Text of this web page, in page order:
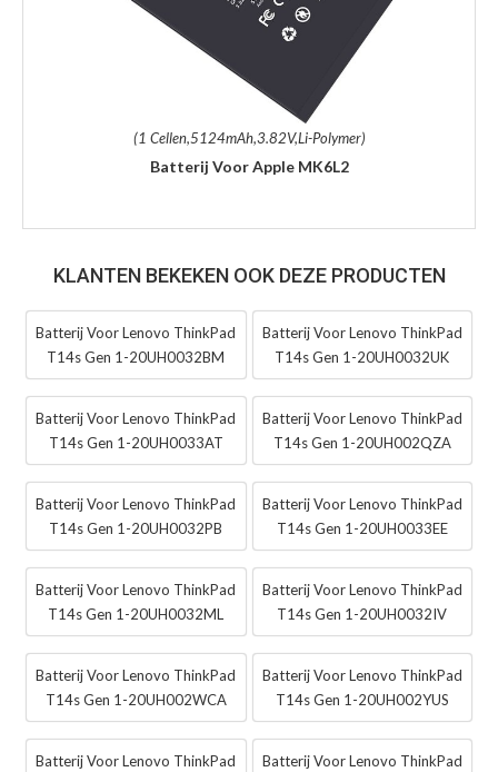
(1 Cellen,5124mAh,3.82V,Li-Polymer)
Batterij Voor Apple MK6L2
KLANTEN BEKEKEN OOK DEZE PRODUCTEN
Batterij Voor Lenovo ThinkPad
T14s Gen 1-20UH0032BM
Batterij Voor Lenovo ThinkPad
T14s Gen 1-20UH0032UK
Batterij Voor Lenovo ThinkPad
T14s Gen 1-20UH0033AT
Batterij Voor Lenovo ThinkPad
T14s Gen 1-20UH002QZA
Batterij Voor Lenovo ThinkPad
T14s Gen 1-20UH0032PB
Batterij Voor Lenovo ThinkPad
T14s Gen 1-20UH0033EE
Batterij Voor Lenovo ThinkPad
T14s Gen 1-20UH0032ML
Batterij Voor Lenovo ThinkPad
T14s Gen 1-20UH0032IV
Batterij Voor Lenovo ThinkPad
T14s Gen 1-20UH002WCA
Batterij Voor Lenovo ThinkPad
T14s Gen 1-20UH002YUS
Batterij Voor Lenovo ThinkPad
Batterij Voor Lenovo ThinkPad